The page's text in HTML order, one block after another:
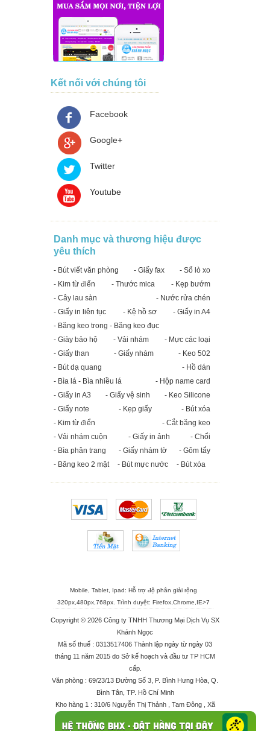
Kết nối với chúng tôi
Facebook
Google+
Twitter
Youtube
Danh mục và thương hiệu được
yêu thích
- Bút viết văn phòng - Giấy fax
- Sổ lò xo
- Kim từ điển
- Thước mica
- Kẹp bướm
- Cây lau sàn
- Nước rửa chén
- Giấy in liên tục
- Kệ hồ sơ
- Giấy in A4
- Băng keo trong - Băng keo đục
- Giày bảo hộ
- Vải nhám
- Mực các loại
- Giấy than
- Giấy nhám
- Keo 502
- Bút dạ quang
- Hồ dán
- Bìa lá - Bìa nhiều lá
- Hộp name card
- Giấy in A3
- Giấy vệ sinh
- Keo Silicone
- Giấy note
- Kẹp giấy
- Bút xóa
- Kim từ điển
- Cắt băng keo
- Vải nhám cuộn
- Giấy in ảnh
- Chổi
- Bìa phân trang
- Giấy nhám tờ
- Gôm tẩy
- Băng keo 2 mặt
- Bút mực nước - Bút xóa
Mobile, Tablet, Ipad: Hỗ trợ độ phân giải rộng
320px,480px,768px. Trình duyệt: Firefox,Chrome,IE>7
Copyright © 2026 Công ty TNHH Thương Mại Dịch Vụ SX
Khánh Ngọc
Mã số thuế : 0313517406 Thành lập ngày từ ngày 03
tháng 11 năm 2015 do Sở kế hoạch và đầu tư TP HCM
cấp.
Văn phòng : 69/23/13 Đường Số 3, P. Bình Hưng Hòa, Q.
Bình Tân, TP. Hồ Chí Minh
Kho hàng 1 : 310/6 Nguyễn Thị Thảnh , Tam Đông , Xã
Kho hàng 2 : 68/2X Ấp Đông 1 , Xã Thới Tam Thôn ,